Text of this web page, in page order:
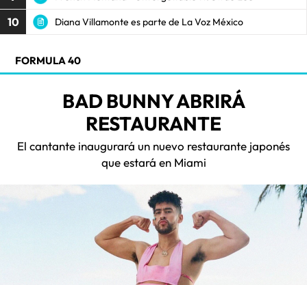
10 Diana Villamonte es parte de La Voz México
FORMULA 40
BAD BUNNY ABRIRÁ
RESTAURANTE
El cantante inaugurará un nuevo restaurante japonés
que estará en Miami